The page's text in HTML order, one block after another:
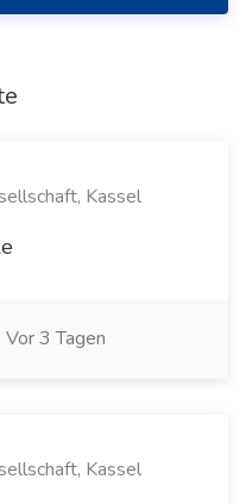
Kassel
Vor 3 Tagen
Kassel